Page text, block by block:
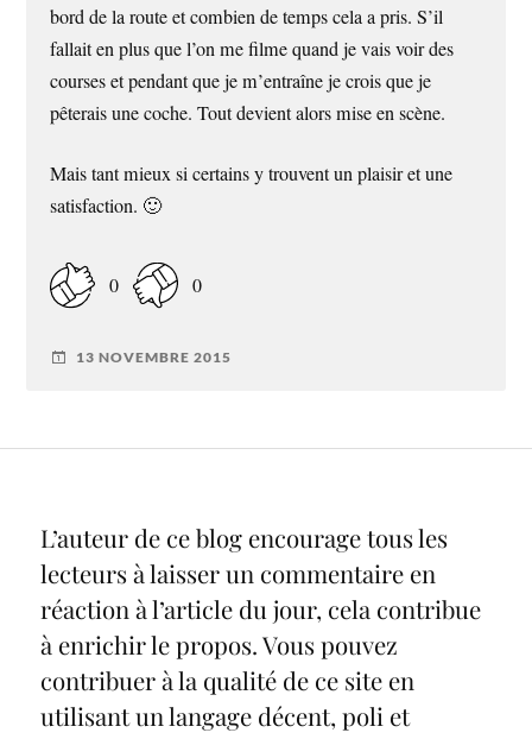
bord de la route et combien de temps cela a pris. S’il
fallait en plus que l’on me filme quand je vais voir des
courses et pendant que je m’entraîne je crois que je
pêterais une coche. Tout devient alors mise en scène.
Mais tant mieux si certains y trouvent un plaisir et une
satisfaction. 🙂
0 0
13 NOVEMBRE 2015
L’auteur de ce blog encourage tous les
lecteurs à laisser un commentaire en
réaction à l’article du jour, cela contribue
à enrichir le propos. Vous pouvez
contribuer à la qualité de ce site en
utilisant un langage décent, poli et